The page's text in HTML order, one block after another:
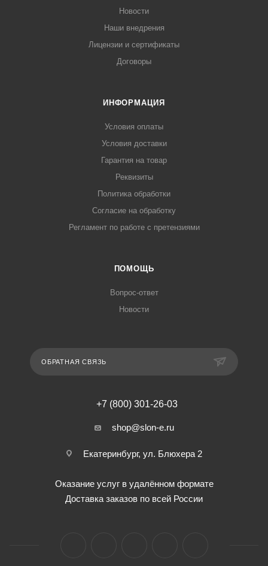
Новости
Наши внедрения
Лицензии и сертификаты
Договоры
ИНФОРМАЦИЯ
Условия оплаты
Условия доставки
Гарантия на товар
Реквизиты
Политика обработки
Согласие на обработку
Регламент по работе с претензиями
ПОМОЩЬ
Вопрос-ответ
Новости
ОБРАТНАЯ СВЯЗЬ
+7 (800) 301-26-03
shop@slon-e.ru
Екатеринбург, ул. Блюхера 2
Оказание услуг в удалённом формате
Доставка заказов по всей России